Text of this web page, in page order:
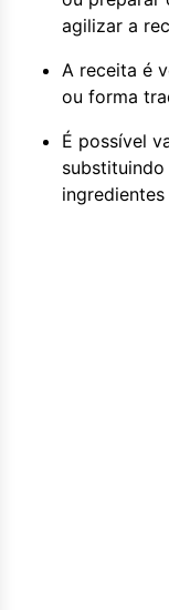
agilizar a
A receita é
ou forma
É possível